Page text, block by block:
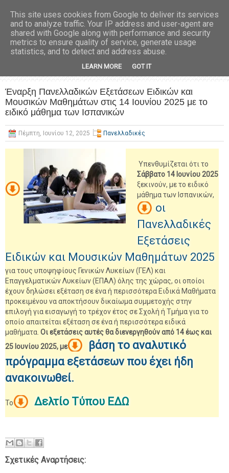
Έναρξη Πανελλαδικών Εξετάσεων Ειδικών και
Μουσικών Μαθημάτων στις 14 Ιουνίου 2025 με το
ειδικό μάθημα των Ισπανικών
Πέμπτη, Ιουνίου 12, 2025 Πανελλαδικές
Υπενθυμίζεται ότι το
Σάββατο 14 Ιουνίου 2025
ξεκινούν, με το ειδικό
μάθημα των Ισπανικών,
οι
Πανελλαδικές
Εξετάσεις
Ειδικών και Μουσικών Μαθημάτων 2025
για τους υποψηφίους Γενικών Λυκείων (ΓΕΛ) και
Επαγγελματικών Λυκείων (ΕΠΑΛ) όλης της χώρας, οι οποίοι
έχουν δηλώσει εξέταση σε ένα ή περισσότερα Ειδικά Μαθήματα
προκειμένου να αποκτήσουν δικαίωμα συμμετοχής στην
επιλογή για εισαγωγή το τρέχον έτος σε Σχολή ή Τμήμα για το
οποίο απαιτείται εξέταση σε ένα ή περισσότερα ειδικά
μαθήματα. Οι εξετάσεις αυτές θα διενεργηθούν από 14 έως και
25 Ιουνίου 2025, με
βάση το αναλυτικό
πρόγραμμα εξετάσεων που έχει ήδη
ανακοινωθεί.
Το Δελτίο Τύπου ΕΔΩ
Σχετικές Αναρτήσεις:
This site uses cookies from Google to deliver its services
and to analyze traffic. Your IP address and user-agent are
shared with Google along with performance and security
metrics to ensure quality of service, generate usage
statistics, and to detect and address abuse.
LEARN MORE GOT IT